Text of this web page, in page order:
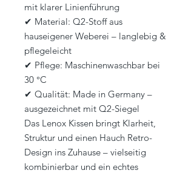
mit klarer Linienführung
✔ Material: Q2-Stoff aus
hauseigener Weberei – langlebig &
pflegeleicht
✔ Pflege: Maschinenwaschbar bei
30 °C
✔ Qualität: Made in Germany –
ausgezeichnet mit Q2-Siegel
Das Lenox Kissen bringt Klarheit,
Struktur und einen Hauch Retro-
Design ins Zuhause – vielseitig
kombinierbar und ein echtes